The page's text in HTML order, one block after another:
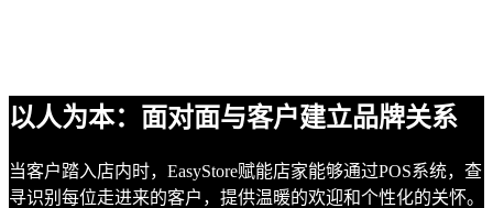
以人为本：面对面与客户建立品牌关系
当客户踏入店内时，EasyStore赋能店家能够通过POS系统，查
寻识别每位走进来的客户，提供温暖的欢迎和个性化的关怀。